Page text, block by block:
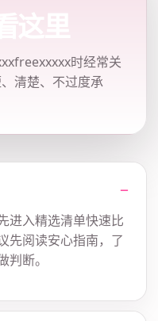
里
时经常关
清楚、不过度承
进入精选清单快速比
先阅读安心指南，了
断。